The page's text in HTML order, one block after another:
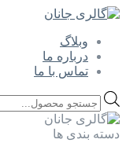
وبلاگ
درباره ما
تماس با ما
Products
search
دسته بندی ها